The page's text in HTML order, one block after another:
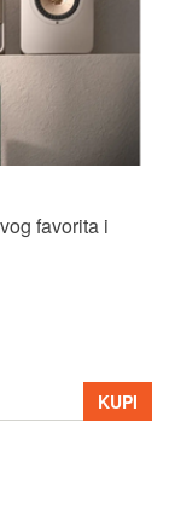
favorita i
KUPI